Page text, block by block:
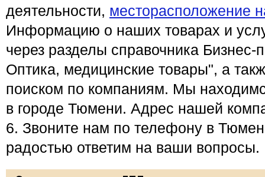
деятельности, месторасположение
Информацию о наших товарах и
через разделы справочника Бизнес-
Оптика, медицинские товары", а
поиском по компаниям. Мы
в городе Тюмени. Адрес нашей
6. Звоните нам по телефону в
радостью ответим на ваши вопросы.